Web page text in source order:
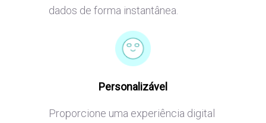
dados de forma instantânea.
Personalizável
Proporcione uma experiência digital